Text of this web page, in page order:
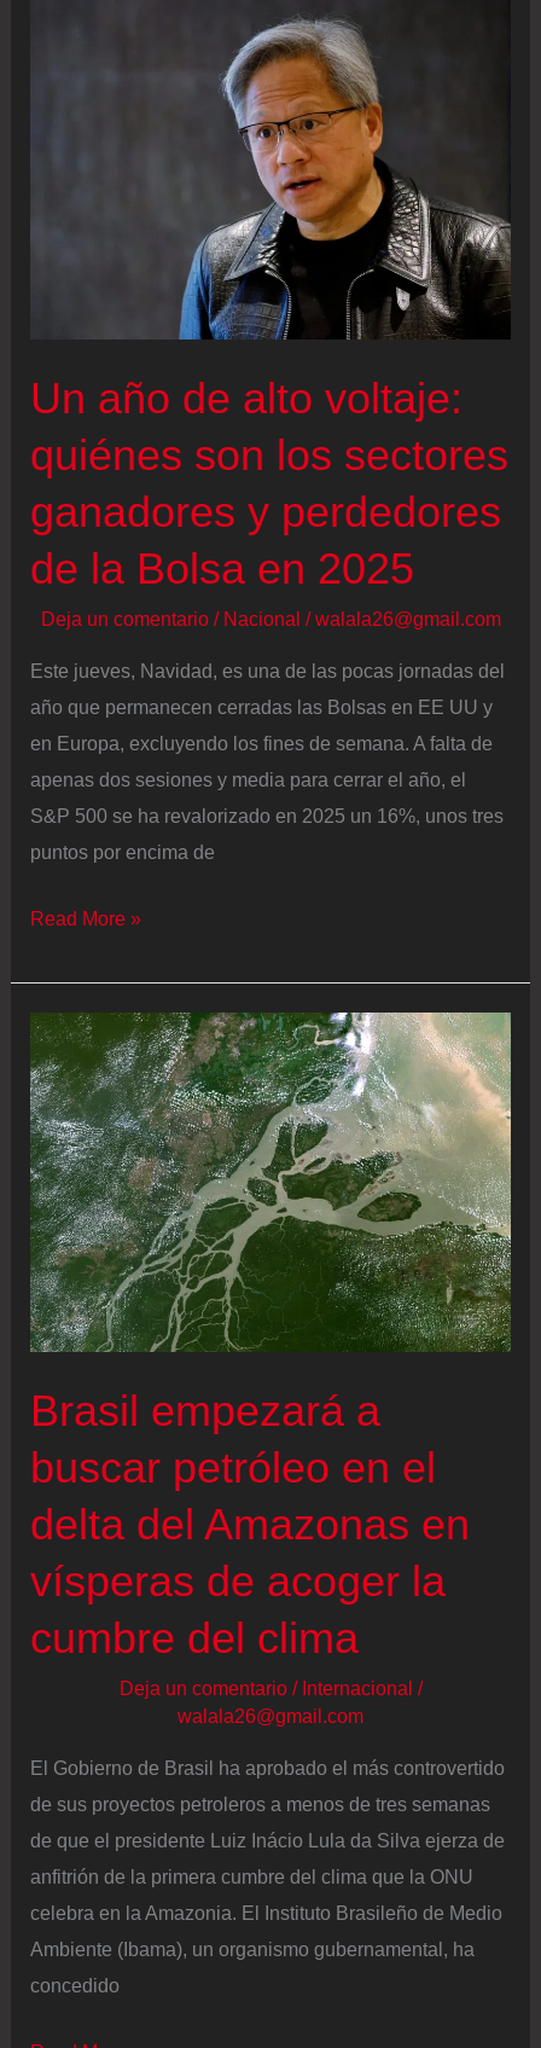
Un año de alto voltaje:
quiénes son los sectores
ganadores y perdedores
de la Bolsa en 2025
Deja un comentario / Nacional /walala26@gmail.com
Este jueves, Navidad, es una de las pocas jornadas del
año que permanecen cerradas las Bolsas en EE UU y
en Europa, excluyendo los fines de semana. A falta de
apenas dos sesiones y media para cerrar el año, el
S&P 500 se ha revalorizado en 2025 un 16%, unos tres
puntos por encima de
Un
de
alto
voltaje:
quiénes
son
los
sectores
ganadores
y
perdedores
de
Bolsa
en
Read More »
Brasil empezará a
buscar petróleo en el
delta del Amazonas en
vísperas de acoger la
cumbre del clima
Deja un comentario / Internacional /
walala26@gmail.com
El Gobierno de Brasil ha aprobado el más controvertido
de sus proyectos petroleros a menos de tres semanas
de que el presidente Luiz Inácio Lula da Silva ejerza de
anfitrión de la primera cumbre del clima que la ONU
celebra en la Amazonia. El Instituto Brasileño de Medio
Ambiente (Ibama), un organismo gubernamental, ha
concedido